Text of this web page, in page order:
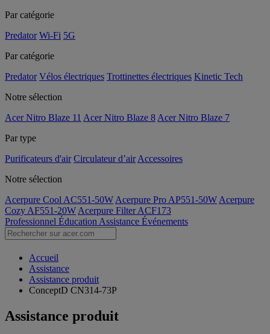
Par catégorie
Predator Wi-Fi 5G
Par catégorie
Predator Vélos électriques Trottinettes électriques Kinetic Tech
Notre sélection
Acer Nitro Blaze 11 Acer Nitro Blaze 8 Acer Nitro Blaze 7
Par type
Purificateurs d'air Circulateur d’air Accessoires
Notre sélection
Acerpure Cool AC551-50W Acerpure Pro AP551-50W Acerpure
Cozy AF551-20W Acerpure Filter ACF173
Professionnel Éducation Assistance Événements
Accueil
Assistance
Assistance produit
ConceptD CN314-73P
Assistance produit